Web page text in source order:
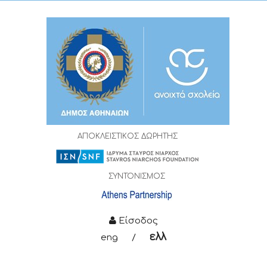
ΑΠΟΚΛΕΙΣΤΙΚΟΣ ΔΩΡΗΤΗΣ
ΣΥΝΤΟΝΙΣΜΟΣ
Είσοδος
eng
/ ελλ